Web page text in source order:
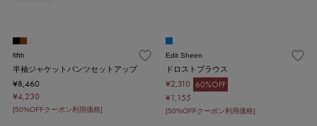
fifth
半袖ジャケットパンツセットアップ
¥8,460
¥4,230
[50%OFFクーポン利用価格]
Edit Sheen
ドロストブラウス
¥2,310 60%OFF
¥1,155
[50%OFFクーポン利用価格]